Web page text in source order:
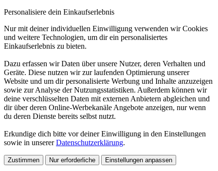
Personalisiere dein Einkaufserlebnis
Nur mit deiner individuellen Einwilligung verwenden wir Cookies
und weitere Technologien, um dir ein personalisiertes
Einkaufserlebnis zu bieten.
Dazu erfassen wir Daten über unsere Nutzer, deren Verhalten und
Geräte. Diese nutzen wir zur laufenden Optimierung unserer
Website und um dir personalisierte Werbung und Inhalte anzuzeigen
sowie zur Analyse der Nutzungsstatistiken. Außerdem können wir
deine verschlüsselten Daten mit externen Anbietern abgleichen und
dir über deren Online-Werbekanäle Angebote anzeigen, nur wenn
du deren Dienste bereits selbst nutzt.
Erkundige dich bitte vor deiner Einwilligung in den Einstellungen
sowie in unsererDatenschutzerklärung.
Zustimmen Nur erforderliche Einstellungen anpassen